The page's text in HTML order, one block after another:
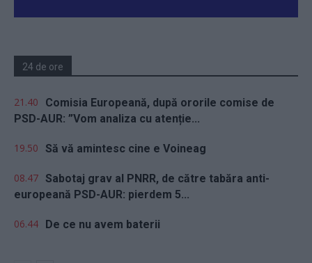
24 de ore
21.40
Comisia Europeană, după ororile comise de
PSD-AUR: ”Vom analiza cu atenție...
19.50 Să vă amintesc cine e Voineag
08.47 Sabotaj grav al PNRR, de către tabăra anti-
europeană PSD-AUR: pierdem 5...
06.44 De ce nu avem baterii